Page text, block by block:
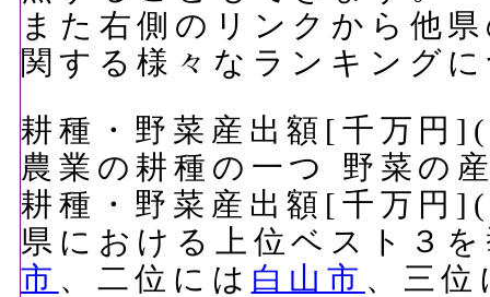
また右側のリンクから他
関する様々なランキング
耕種・野菜産出額[千万円
農業の耕種の一つ 野菜の
耕種・野菜産出額[千万円
県における上位ベスト３
市 、二位には 白山市 、三位